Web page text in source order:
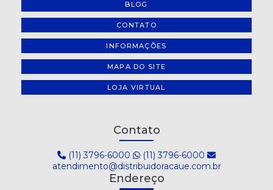
BLOG
CONTATO
INFORMAÇÕES
MAPA DO SITE
LOJA VIRTUAL
Contato
(11) 3796-6000
(11) 3796-6000
atendimento@distribuidoracaue.com.br
Endereço